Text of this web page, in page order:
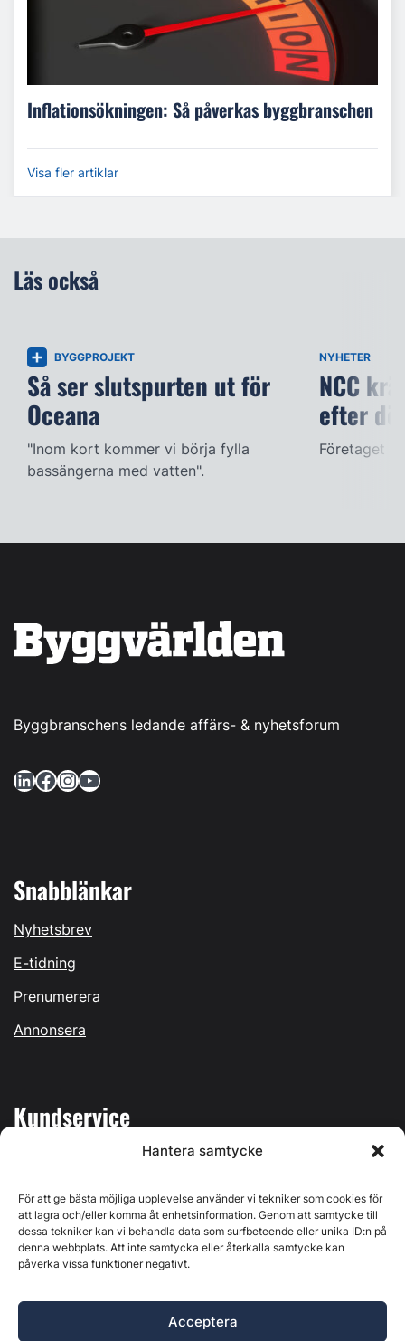
Hantera samtycke
För att ge bästa möjliga upplevelse använder vi tekniker som cookies för
att lagra och/eller komma åt enhetsinformation. Genom att samtycke till
dessa tekniker kan vi behandla data som surfbeteende eller unika ID:n på
denna webbplats. Att inte samtycka eller återkalla samtycke kan
påverka vissa funktioner negativt.
Acceptera
Inflationsökningen: Så påverkas byggbranschen
Visa fler artiklar
Läs också
BYGGPROJEKT
Så ser slutspurten ut för
Oceana
"Inom kort kommer vi börja fylla
bassängerna med vatten".
NYHETER
NCC
efter
Företaget
Byggbranschens ledande affärs- & nyhetsforum
LinkedIn Facebook InstagramYouTube
Snabblänkar
Nyhetsbrev
E-tidning
Prenumerera
Annonsera
Kundservice
Kontakta oss
Östernäsvägen 1, 827 32 Ljusdal, org.nr: 556625-6425 -
Ansvarig utgivare: Henrik Ekberg. Innehållet på denna